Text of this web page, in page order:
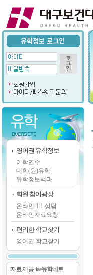
영어권 유학정보
어학연수
대학(원)유학
유학정보백과
회원 참여광장
온라인 1:1 상담
온라인자료요청
편리한 학교찾기
영어권 학교찾기
자료제공:iae유학네트